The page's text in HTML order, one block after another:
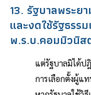
13. รัฐบาลพระย
และงดใช้รัฐธรร
พ.ร.บ.คอมมิวนิส
แต่รัฐบาลมิได้ป
การเลือกตั้งผู้แ